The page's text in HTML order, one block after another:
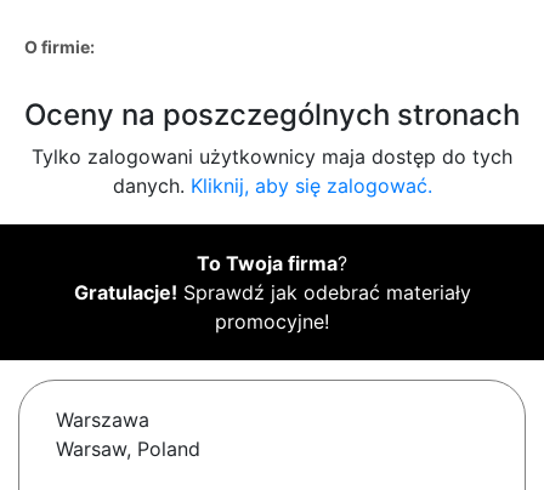
O firmie:
Oceny na poszczególnych stronach
Tylko zalogowani użytkownicy maja dostęp do tych
danych. Kliknij, aby się zalogować.
To Twoja firma?
Gratulacje! Sprawdź jak odebrać materiały
promocyjne!
Warszawa
Warsaw, Poland